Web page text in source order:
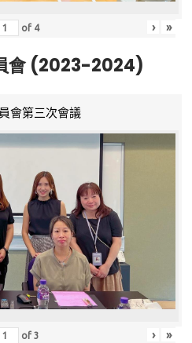
of 4 › »
會 (2023-2024)
會第三次會議
of3 › »